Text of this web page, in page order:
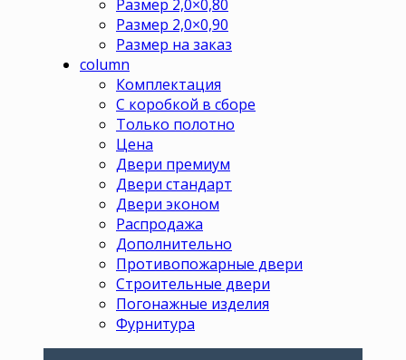
Размер 2,0×0,80
Размер 2,0×0,90
Размер на заказ
column
Комплектация
С коробкой в сборе
Только полотно
Цена
Двери премиум
Двери стандарт
Двери эконом
Распродажа
Дополнительно
Противопожарные двери
Строительные двери
Погонажные изделия
Фурнитура